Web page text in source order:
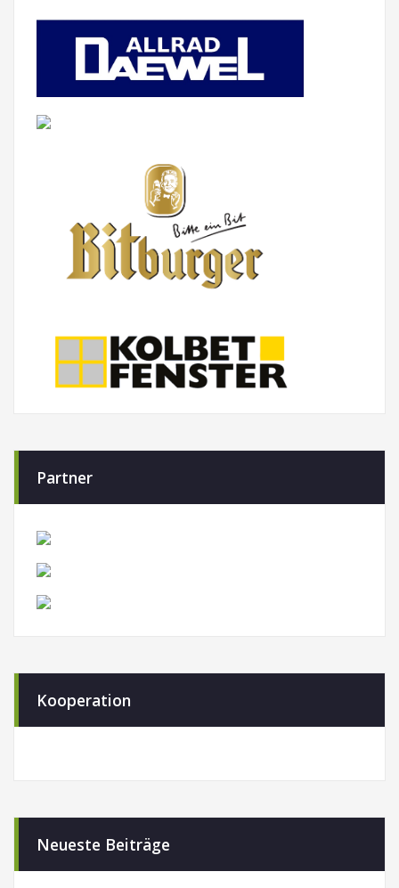
Partner
Kooperation
Neueste Beiträge